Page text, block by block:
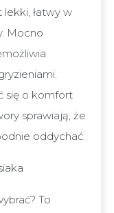
łatwy w
Mocno
się o komfort
sprawiają, że
oddychać.
To